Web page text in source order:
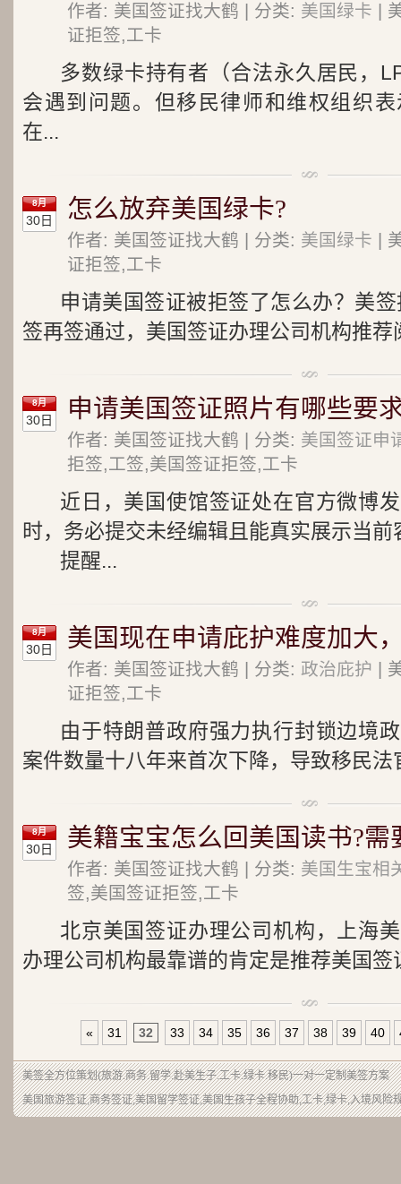
作者: 美国签证找大鹤 | 分类: 美国绿卡 |
证拒签,工卡
多数绿卡持有者（合法永久居民，
会遇到问题。但移民律师和维权组织
在...
8月
30日 怎么放弃美国绿卡?
作者: 美国签证找大鹤 | 分类: 美国绿卡 |
证拒签,工卡
申请美国签证被拒签了怎么办？美
签再签通过，美国签证办理公司机构推
8月
30日 申请美国签证照片有哪些要
作者: 美国签证找大鹤 | 分类: 美国签证申
拒签,工签,美国签证拒签,工卡
近日，美国使馆签证处在官方微博
时，务必提交未经编辑且能真实展示当前
提醒...
8月
30日 美国现在申请庇护难度加大
作者: 美国签证找大鹤 | 分类: 政治庇护 |
证拒签,工卡
由于特朗普政府强力执行封锁边境
案件数量十八年来首次下降，导致移民
8月
30日 美籍宝宝怎么回美国读书?需
作者: 美国签证找大鹤 | 分类: 美国生宝相
签,美国签证拒签,工卡
北京美国签证办理公司机构，上海
办理公司机构最靠谱的肯定是推荐美国
« 31 32 33 34 35 36 37 38 39 40
美签全方位策划(旅游.商务.留学.赴美生子.工卡.绿卡.移民)一对一定制美签方案
美国旅游签证,商务签证,美国留学签证,美国生孩子全程协助,工卡,绿卡,入境风险